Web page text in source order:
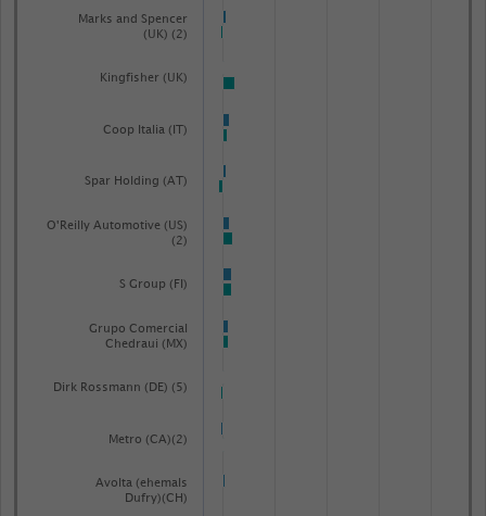
Metro (CA)(2)
Marks and Spencer
(UK) (2)
Kingfisher (UK)
Coop Italia (IT)
Spar Holding (AT)
O'Reilly Automotive (US)
(2)
S Group (FI)
Grupo Comercial
Chedraui (MX)
Dirk Rossmann (DE) (5)
Avolta (ehemals
Dufry)(CH)